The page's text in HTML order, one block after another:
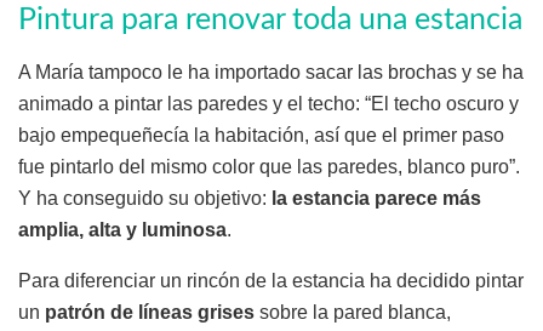
Pintura para renovar toda una estancia
A María tampoco le ha importado sacar las brochas y se ha
animado a pintar las paredes y el techo: “El techo oscuro y
bajo empequeñecía la habitación, así que el primer paso
fue pintarlo del mismo color que las paredes, blanco puro”.
Y ha conseguido su objetivo: la estancia parece más
amplia, alta y luminosa.
Para diferenciar un rincón de la estancia ha decidido pintar
un patrón de líneas grises sobre la pared blanca,